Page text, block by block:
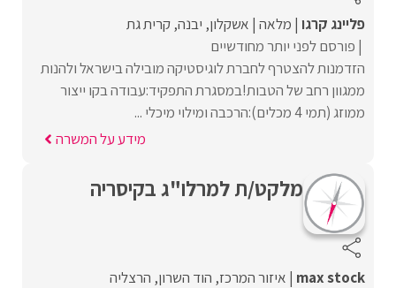
פליינג קרגו מלאה אשקלון יבנה קרית גת
פורסם לפני יותר מחודשיים
הזדמנות להצטרף לחברת לוגיסטיקה מובילה בישראל ולהנות
ממגוון רחב של הטבות!במסגרת התפקיד:עבודה בקו ייצור
ממוזג (תמי 4 מכלים):הרכבה ומילוי מיכלי ...
מידע על המשרה
מלקט/ת למרלו"ג בקיסריה
max stock איזור המרכז הוד השרון הרצליה